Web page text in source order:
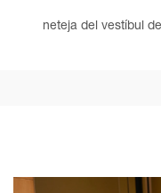
neteja del vestíbul